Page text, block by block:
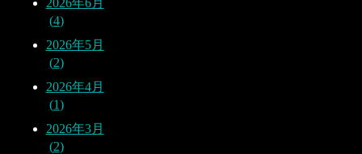
4
2026年5月
2
2026年4月
1
2026年3月
2